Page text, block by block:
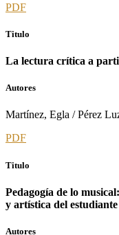
PDF
Titulo
La lectura crítica a
Autores
Martínez, Egla / Pérez
PDF
Titulo
Pedagogía de lo
y artística del
Autores